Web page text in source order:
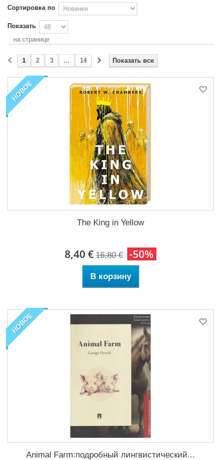
Сортировка по
Показать
на странице
Показать все
1 2 3 ... 14
НОВОЕ
The King in Yellow
8,40 € 16,80 € -50%
В корзину
НОВОЕ
Animal Farm:подробный лингвистический...